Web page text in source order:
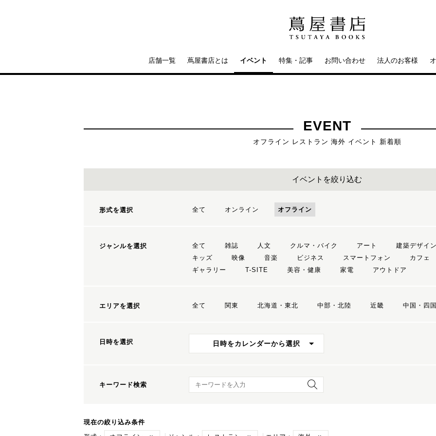
店舗一覧 蔦屋書店とは イベント 特集・記事 お問い合わせ 法人のお客様
EVENT
オフライン レストラン 海外 イベント 新着順
イベントを絞り込む
形式を選択 全て オンライン オフライン
ジャンルを選択 全て 雑誌 人文 クルマ・バイク アート 建築デザイン
キッズ
映像 音楽 ビジネス スマートフォン カフェ
ギャラリー
T-SITE 美容・健康 家電 アウトドア
エリアを選択 全て 関東 北海道・東北 中部・北陸 近畿 中国・四国
日時を選択 日時をカレンダーから選択
キーワード検索 キーワード検索
現在の絞り込み条件